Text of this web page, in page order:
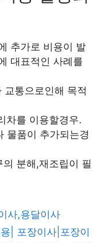
추가로 비용이 발
대표적인 사례를
교통으로인해 목적
차를 이용할경우.
물품이 추가되는경
분해,재조립이 필
사,용달이사
| 포장이사|포장이